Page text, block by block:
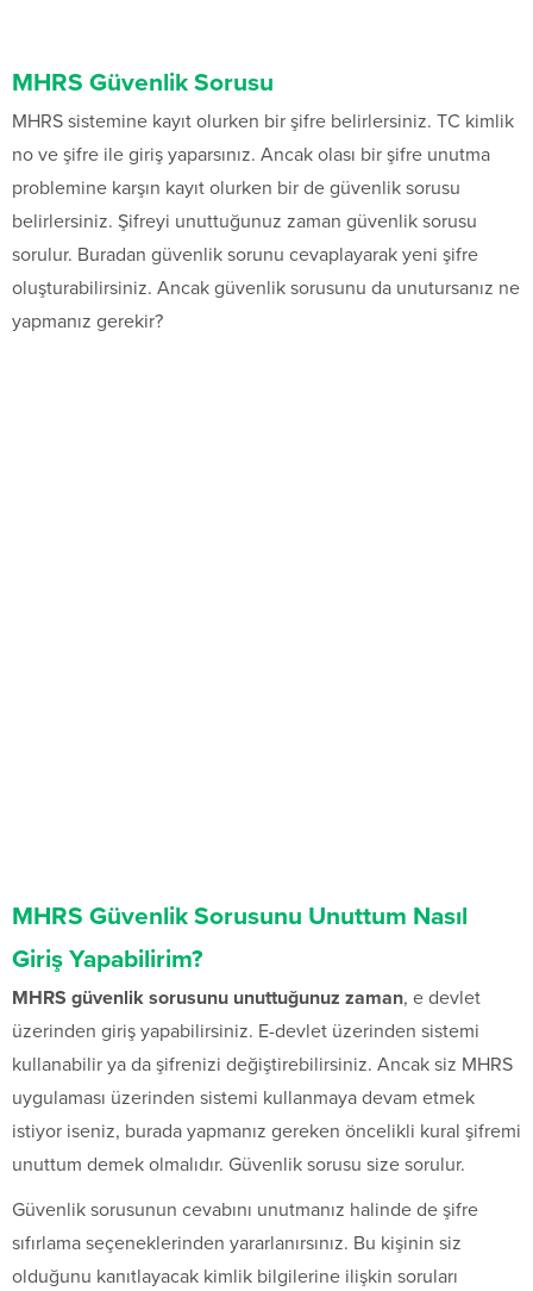
MHRS Güvenlik Sorusu
MHRS sistemine kayıt olurken bir şifre belirlersiniz. TC kimlik
no ve şifre ile giriş yaparsınız. Ancak olası bir şifre unutma
problemine karşın kayıt olurken bir de güvenlik sorusu
belirlersiniz. Şifreyi unuttuğunuz zaman güvenlik sorusu
sorulur. Buradan güvenlik sorunu cevaplayarak yeni şifre
oluşturabilirsiniz. Ancak güvenlik sorusunu da unutursanız ne
yapmanız gerekir?
MHRS Güvenlik Sorusunu Unuttum Nasıl
Giriş Yapabilirim?
MHRS güvenlik sorusunu unuttuğunuz zaman, e devlet
üzerinden giriş yapabilirsiniz. E-devlet üzerinden sistemi
kullanabilir ya da şifrenizi değiştirebilirsiniz. Ancak siz MHRS
uygulaması üzerinden sistemi kullanmaya devam etmek
istiyor iseniz, burada yapmanız gereken öncelikli kural şifremi
unuttum demek olmalıdır. Güvenlik sorusu size sorulur.
Güvenlik sorusunun cevabını unutmanız halinde de şifre
sıfırlama seçeneklerinden yararlanırsınız. Bu kişinin siz
olduğunu kanıtlayacak kimlik bilgilerine ilişkin soruları